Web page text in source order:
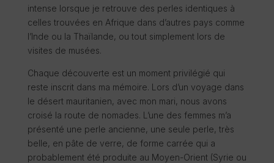
intense lorsque je retrouve des perles identiques à
celles trouvées en Afrique dans d’autres pays comme
l’Inde ou la Thaïlande, ou tout simplement lors de
visites de musées.
Chaque découverte est un moment privilégié qui
reste inscrit dans ma mémoire. Lors d’un voyage dans
le désert mauritanien, avec mon mari, nous avons
croisé la route de nomades. L’une des femmes m’a
présenté une perle ancienne, une seule perle, très
belle, en pâte de verre, de forme carrée qui a
probablement été produite au Moyen-Orient (Syrie ou